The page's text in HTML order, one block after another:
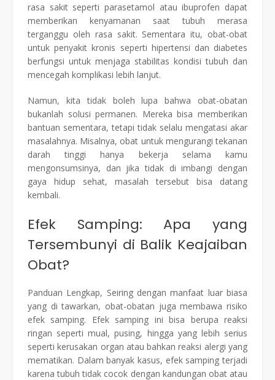
rasa sakit seperti parasetamol atau ibuprofen dapat
memberikan kenyamanan saat tubuh merasa
terganggu oleh rasa sakit. Sementara itu, obat-obat
untuk penyakit kronis seperti hipertensi dan diabetes
berfungsi untuk menjaga stabilitas kondisi tubuh dan
mencegah komplikasi lebih lanjut.
Namun, kita tidak boleh lupa bahwa obat-obatan
bukanlah solusi permanen. Mereka bisa memberikan
bantuan sementara, tetapi tidak selalu mengatasi akar
masalahnya. Misalnya, obat untuk mengurangi tekanan
darah tinggi hanya bekerja selama kamu
mengonsumsinya, dan jika tidak di imbangi dengan
gaya hidup sehat, masalah tersebut bisa datang
kembali.
Efek Samping: Apa yang
Tersembunyi di Balik Keajaiban
Obat?
Panduan Lengkap, Seiring dengan manfaat luar biasa
yang di tawarkan, obat-obatan juga membawa risiko
efek samping. Efek samping ini bisa berupa reaksi
ringan seperti mual, pusing, hingga yang lebih serius
seperti kerusakan organ atau bahkan reaksi alergi yang
mematikan. Dalam banyak kasus, efek samping terjadi
karena tubuh tidak cocok dengan kandungan obat atau